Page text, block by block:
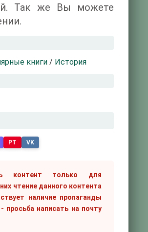
Так же Вы можете
книги / История
PT VK
контент только для
чтение данного контента
наличие пропаганды
просьба написать на почту